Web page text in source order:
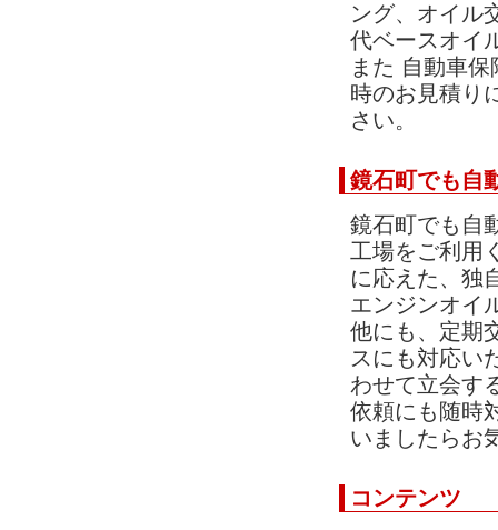
ング、 オイル
代ベースオイ
また 自動車保
時のお 見積り
さい。
鏡石町でも自
鏡石町でも自
工場をご利用
に応えた、独
エンジンオイ
他にも、定期
スにも対応い
わせて立会す
依頼にも随時
いましたらお
コンテンツ